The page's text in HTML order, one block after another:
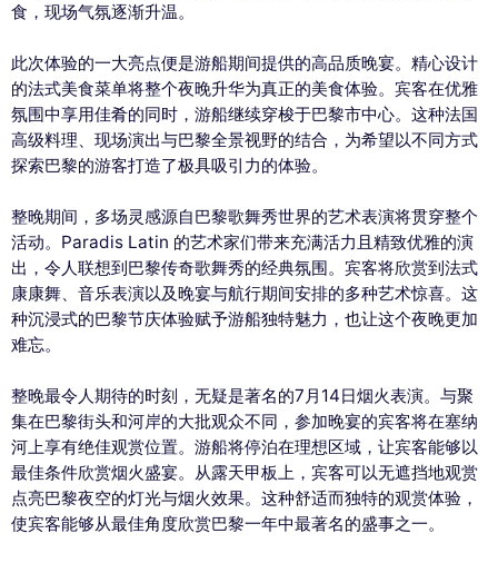
食，现场气氛逐渐升温。
此次体验的一大亮点便是游船期间提供的高品质晚宴。精心设计
的法式美食菜单将整个夜晚升华为真正的美食体验。宾客在优雅
氛围中享用佳肴的同时，游船继续穿梭于巴黎市中心。这种法国
高级料理、现场演出与巴黎全景视野的结合，为希望以不同方式
探索巴黎的游客打造了极具吸引力的体验。
整晚期间，多场灵感源自巴黎歌舞秀世界的艺术表演将贯穿整个
活动。Paradis Latin 的艺术家们带来充满活力且精致优雅的演
出，令人联想到巴黎传奇歌舞秀的经典氛围。宾客将欣赏到法式
康康舞、音乐表演以及晚宴与航行期间安排的多种艺术惊喜。这
种沉浸式的巴黎节庆体验赋予游船独特魅力，也让这个夜晚更加
难忘。
整晚最令人期待的时刻，无疑是著名的7月14日烟火表演。与聚
集在巴黎街头和河岸的大批观众不同，参加晚宴的宾客将在塞纳
河上享有绝佳观赏位置。游船将停泊在理想区域，让宾客能够以
最佳条件欣赏烟火盛宴。从露天甲板上，宾客可以无遮挡地观赏
点亮巴黎夜空的灯光与烟火效果。这种舒适而独特的观赏体验，
使宾客能够从最佳角度欣赏巴黎一年中最著名的盛事之一。